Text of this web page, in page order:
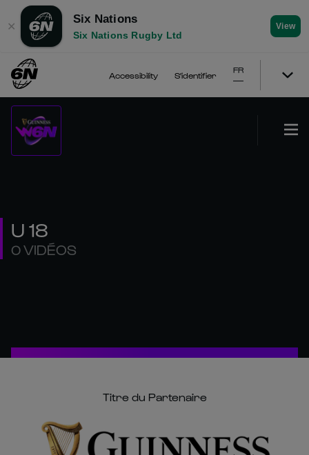
✕
Six Nations
Six Nations Rugby Ltd
View
Accessibility S'identifier
FR
U 18
0 VIDÉOS
Titre du Partenaire